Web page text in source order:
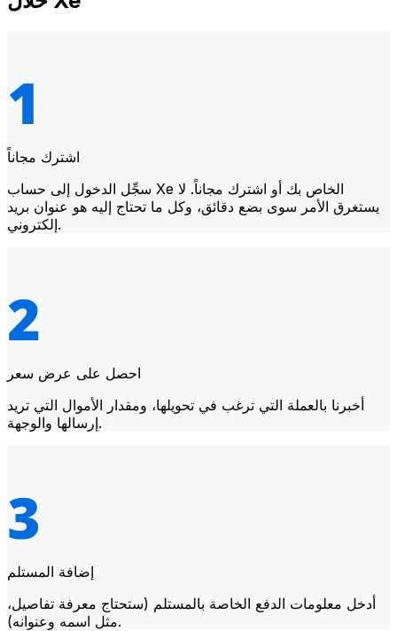
اشترك مجاناً
سجِّل الدخول إلى حساب Xe الخاص بك أو اشترك مجاناً. لا
يستغرق الأمر سوى بضع دقائق، وكل ما تحتاج إليه هو عنوان بريد
إلكتروني.
احصل على عرض سعر
أخبرنا بالعملة التي ترغب في تحويلها، ومقدار الأموال التي تريد
إرسالها والوجهة.
إضافة المستلم
أدخل معلومات الدفع الخاصة بالمستلم (ستحتاج معرفة تفاصيل،
مثل اسمه وعنوانه).